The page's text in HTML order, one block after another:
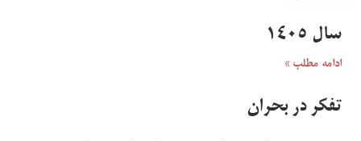
سال ۱۴۰۵
ادامه مطلب »
تفکر در بحران